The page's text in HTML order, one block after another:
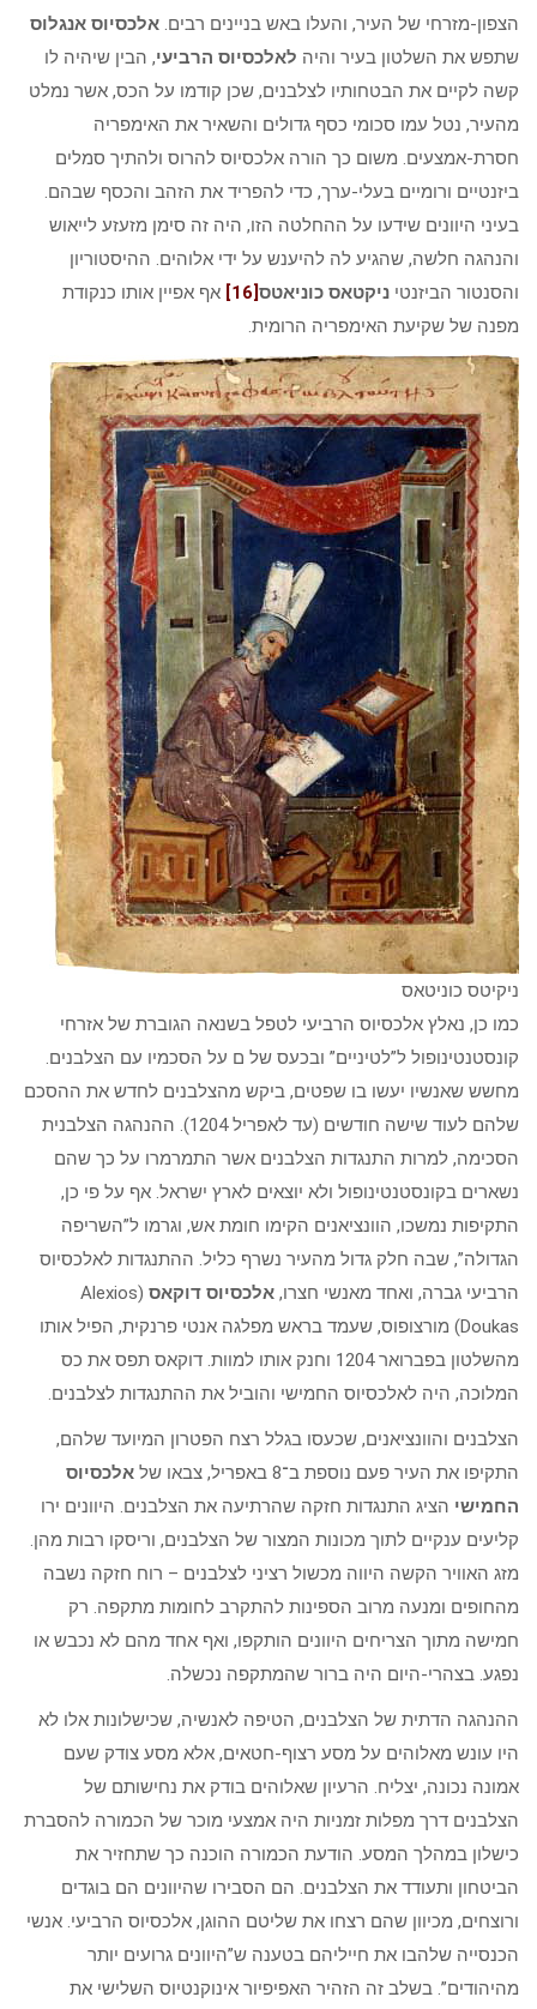
הצפון-מזרחי של העיר, והעלו באש בניינים רבים. אלכסיוס אנגלוס
שתפש את השלטון בעיר והיה לאלכסיוס הרביעי, הבין שיהיה לו
קשה לקיים את הבטחותיו לצלבנים, שכן קודמו על הכס, אשר נמלט
מהעיר, נטל עמו סכומי כסף גדולים והשאיר את האימפריה
חסרת-אמצעים. משום כך הורה אלכסיוס להרוס ולהתיך סמלים
ביזנטיים ורומיים בעלי-ערך, כדי להפריד את הזהב והכסף שבהם.
בעיני היוונים שידעו על ההחלטה הזו, היה זה סימן מזעזע לייאוש
והנהגה חלשה, שהגיע לה להיענש על ידי אלוהים. ההיסטוריון
והסנטור הביזנטי ניקטאס כוניאטס[16]
אף אפיין אותו כנקודת
מפנה של שקיעת האימפריה הרומית.
ניקיטס כוניטאס
כמו כן, נאלץ אלכסיוס הרביעי לטפל בשנאה הגוברת של אזרחי
קונסטנטינופול ל”לטיניים” ובכעס של ם על הסכמיו עם הצלבנים.
מחשש שאנשיו יעשו בו שפטים, ביקש מהצלבנים לחדש את ההסכם
שלהם לעוד שישה חודשים (עד לאפריל 1204). ההנהגה הצלבנית
הסכימה, למרות התנגדות הצלבנים אשר התמרמרו על כך שהם
נשארים בקונסטנטינופול ולא יוצאים לארץ ישראל. אף על פי כן,
התקיפות נמשכו, הוונציאנים הקימו חומת אש, וגרמו ל”השריפה
הגדולה”, שבה חלק גדול מהעיר נשרף כליל. ההתנגדות לאלכסיוס
הרביעי גברה, ואחד מאנשי חצרו, אלכסיוס דוקאס (Alexios
Doukas) מורצופוס, שעמד בראש מפלגה אנטי פרנקית, הפיל אותו
מהשלטון בפברואר 1204 וחנק אותו למוות. דוקאס תפס את כס
המלוכה, היה לאלכסיוס החמישי והוביל את ההתנגדות לצלבנים.
הצלבנים והוונציאנים, שכעסו בגלל רצח הפטרון המיועד שלהם,
התקיפו את העיר פעם נוספת ב־8 באפריל, צבאו של
אלכסיוס
החמישי הציג התנגדות חזקה שהרתיעה את הצלבנים. היוונים ירו
קליעים ענקיים לתוך מכונות המצור של הצלבנים, וריסקו רבות מהן.
מזג האוויר הקשה היווה מכשול רציני לצלבנים – רוח חזקה נשבה
מהחופים ומנעה מרוב הספינות להתקרב לחומות מתקפה. רק
חמישה מתוך הצריחים היוונים הותקפו, ואף אחד מהם לא נכבש או
נפגע. בצהרי-היום היה ברור שהמתקפה נכשלה.
ההנהגה הדתית של הצלבנים, הטיפה לאנשיה, שכישלונות אלו לא
היו עונש מאלוהים על מסע רצוף-חטאים, אלא מסע צודק שעם
אמונה נכונה, יצליח. הרעיון שאלוהים בודק את נחישותם של
הצלבנים דרך מפלות זמניות היה אמצעי מוכר של הכמורה להסברת
כישלון במהלך המסע. הודעת הכמורה הוכנה כך שתחזיר את
הביטחון ותעודד את הצלבנים. הם הסבירו שהיוונים הם בוגדים
ורוצחים, מכיוון שהם רצחו את שליטם ההוגן, אלכסיוס הרביעי. אנשי
הכנסייה שלהבו את חייליהם בטענה ש”היוונים גרועים יותר
מהיהודים”. בשלב זה הזהיר האפיפיור אינוקנטיוס השלישי את